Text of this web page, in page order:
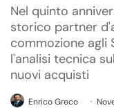
Nel quinto
storico partner
commozione agli
l'analisi tecnica
nuovi acquisti
Enrico Greco